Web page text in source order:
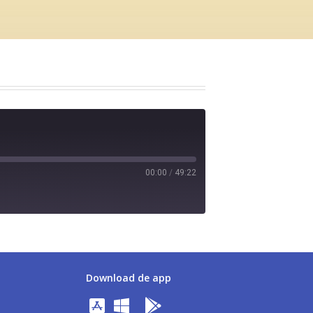
00:00 / 49:22
Download de app